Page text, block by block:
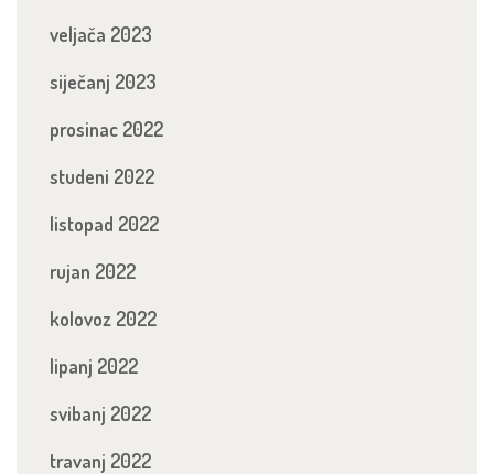
veljača 2023
siječanj 2023
prosinac 2022
studeni 2022
listopad 2022
rujan 2022
kolovoz 2022
lipanj 2022
svibanj 2022
travanj 2022